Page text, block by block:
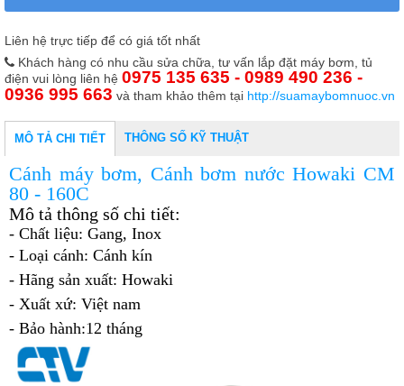
Liên hệ trực tiếp để có giá tốt nhất
Khách hàng có nhu cầu sửa chữa, tư vấn lắp đặt máy bơm, tủ
điện vui lòng liên hệ 0975 135 635 - 0989 490 236 -
0936 995 663 và tham khảo thêm tại http://suamaybomnuoc.vn
MÔ TẢ CHI TIẾT THÔNG SỐ KỸ THUẬT
Cánh máy bơm, Cánh bơm nước Howaki CM
80 - 160C
Mô tả thông số chi tiết:
- Chất liệu: Gang, Inox
- Loại cánh: Cánh kín
- Hãng sản xuất: Howaki
- Xuất xứ: Việt nam
- Bảo hành:12 tháng